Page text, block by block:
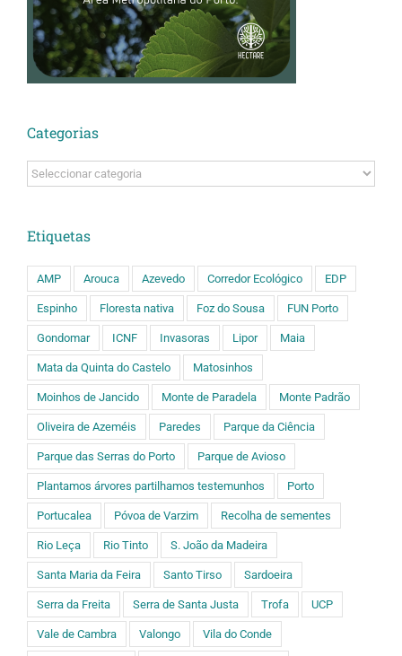
Categorias
Categorias
Etiquetas
AMP Arouca Azevedo Corredor Ecológico EDP
Espinho Floresta nativa Foz do Sousa FUN Porto
Gondomar ICNF Invasoras Lipor Maia
Mata da Quinta do Castelo Matosinhos
Moinhos de Jancido Monte de Paradela Monte Padrão
Oliveira de Azeméis Paredes Parque da Ciência
Parque das Serras do Porto Parque de Avioso
Plantamos árvores partilhamos testemunhos Porto
Portucalea Póvoa de Varzim Recolha de sementes
Rio Leça Rio Tinto S. João da Madeira
Santa Maria da Feira Santo Tirso Sardoeira
Serra da Freita Serra de Santa Justa Trofa UCP
Vale de Cambra Valongo Vila do Conde